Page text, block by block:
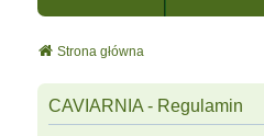
Strona główna
CAVIARNIA - Regulamin